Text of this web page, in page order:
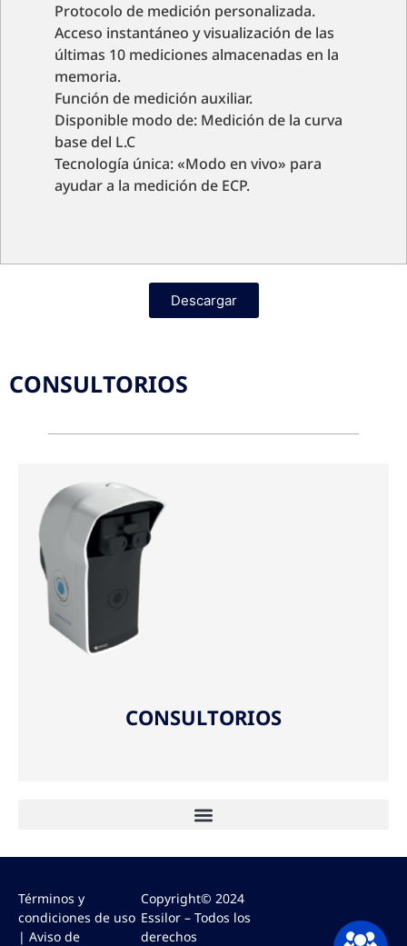
Protocolo de medición personalizada.
Acceso instantáneo y visualización de las
últimas 10 mediciones almacenadas en la
memoria.
Función de medición auxiliar.
Disponible modo de: Medición de la curva
base del L.C
Tecnología única: «Modo en vivo» para
ayudar a la medición de ECP.
Descargar
CONSULTORIOS
CONSULTORIOS
Términos y
condiciones de uso
| Aviso de
Copyright© 2024
Essilor – Todos los
derechos